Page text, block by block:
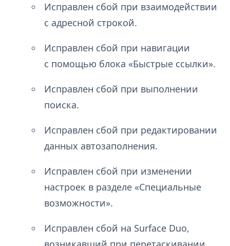
Исправлен сбой при взаимодействии
с адресной строкой.
Исправлен сбой при навигации
с помощью блока «Быстрые ссылки».
Исправлен сбой при выполнении
поиска.
Исправлен сбой при редактировании
данных автозаполнения.
Исправлен сбой при изменении
настроек в разделе «Специальные
возможности».
Исправлен сбой на Surface Duo,